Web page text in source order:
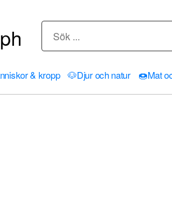
& kropp 🐶Djur och natur 🍩Mat